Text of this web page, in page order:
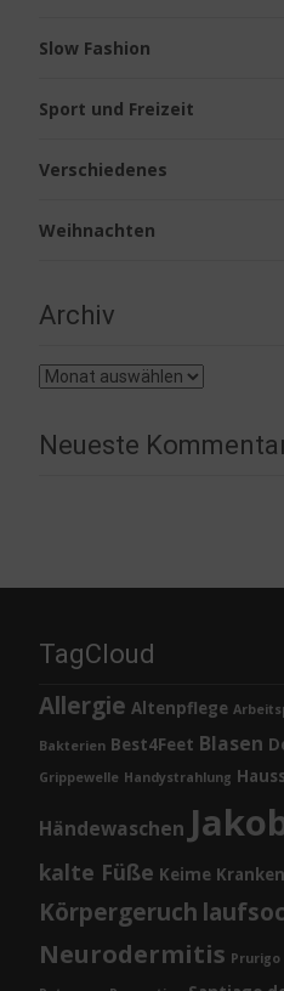
Slow Fashion
Sport und Freizeit
Verschiedenes
Weihnachten
Archiv
Archiv
Neueste
TagCloud
Allergie Altenpflege
Bakterien Best4Feet Blasen
Grippewelle Handystrahlung
Händewaschen
kalte Füße Keime
Körpergeruch
Neurodermitis Prurigo